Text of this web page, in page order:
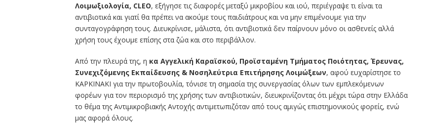
Λοιμωξιολογία, CLEO, εξήγησε τις διαφορές μεταξύ μικροβίου και ιού, περιέγραψε τι είναι τα
αντιβιοτικά και γιατί θα πρέπει να ακούμε τους παιδιάτρους και να μην επιμένουμε για την
συνταγογράφηση τους. Διευκρίνισε, μάλιστα, ότι αντιβιοτικά δεν παίρνουν μόνο οι ασθενείς αλλά
χρήση τους έχουμε επίσης στα ζώα και στο περιβάλλον.
Από την πλευρά της, η κα Αγγελική Καραϊσκού, Προϊσταμένη Τμήματος Ποιότητας, Έρευνας,
Συνεχιζόμενης Εκπαίδευσης & Νοσηλεύτρια Επιτήρησης Λοιμώξεων, αφού ευχαρίστησε το
ΚΑΡΚΙΝΑΚΙ για την πρωτοβουλία, τόνισε τη σημασία της συνεργασίας όλων των εμπλεκόμενων
φορέων για τον περιορισμό της χρήσης των αντιβιοτικών, διευκρινίζοντας ότι μέχρι τώρα στην Ελλάδα
το θέμα της Αντιμικροβιακής Αντοχής αντιμετωπιζόταν από τους αμιγώς επιστημονικούς φορείς, ενώ
μας αφορά όλους.